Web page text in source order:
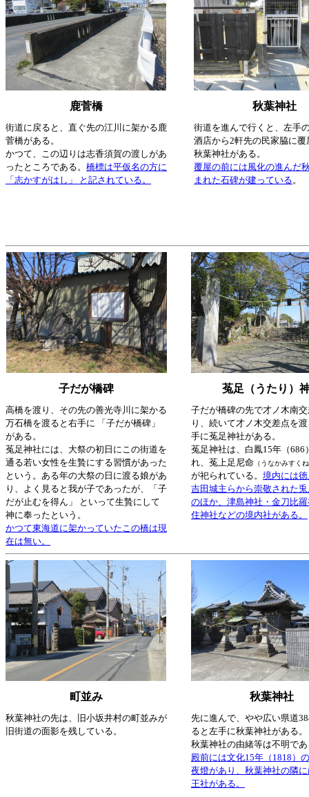
鹿菅橋 秋葉神社
街道に戻ると、直ぐ先の江川に架かる鹿
菅橋がある。
かつて、この辺りは志香須賀の渡しがあ
ったところである。 橋標は平仮名の方に
「志かすがはし」 と記されている。
街道を進んで行くと、左手
酒店から2軒先の民家脇に覆
秋葉神社がある。
覆屋の前には風化の進んだ
まれた石碑が建っている。
子だが橋碑 菟足（うたり）
高橋を渡り、その先の善光寺川に架かる
万石橋を渡ると右手に 「子だが橋碑」
がある。
菟足神社には、大祭の初日にこの街道を
通る若い女性を生贄にする習慣があった
という。ある年の大祭の日に渡る娘があ
り、よく見ると我が子であったが、「子
だが止むを得ん」 といって生贄にして
神に奉ったという。
かつて東海道に架かっていたこの橋は現
在は無い。
子だが橋碑の先で才ノ木南
り、続いて才ノ木交差点を
手に菟足神社がある。
菟足神社は、白鳳15年（686
れ、菟上足尼命 （うなかみすく
が祀られている。 境内には
吉田城主らから崇敬された
のほか、津島神社・金刀比
住神社などの境内社がある。
町並み 秋葉神社
秋葉神社の先は、旧小坂井村の町並みが
旧街道の面影を残している。
先に進んで、やや広い県道
ると左手に秋葉神社がある。
秋葉神社の由緒等は不明で
殿前には文化15年（1818）
夜燈があり、秋葉神社の隣
王社がある。